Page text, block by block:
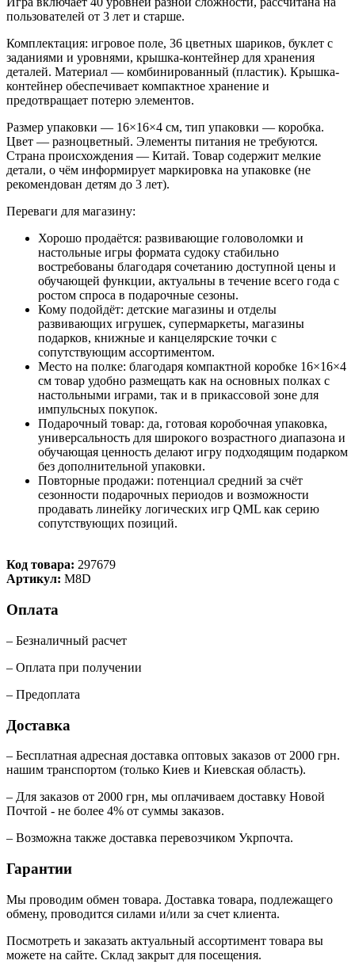
пользователей от 3 лет и старше.
Комплектация: игровое поле, 36 цветных шариков, буклет с
заданиями и уровнями, крышка-контейнер для хранения
деталей. Материал — комбинированный (пластик). Крышка-
контейнер обеспечивает компактное хранение и
предотвращает потерю элементов.
Размер упаковки — 16×16×4 см, тип упаковки — коробка.
Цвет — разноцветный. Элементы питания не требуются.
Страна происхождения — Китай. Товар содержит мелкие
детали, о чём информирует маркировка на упаковке (не
рекомендован детям до 3 лет).
Переваги для магазину:
Хорошо продаётся: развивающие головоломки и
настольные игры формата судоку стабильно
востребованы благодаря сочетанию доступной цены и
обучающей функции, актуальны в течение всего года с
ростом спроса в подарочные сезоны.
Кому подойдёт: детские магазины и отделы
развивающих игрушек, супермаркеты, магазины
подарков, книжные и канцелярские точки с
сопутствующим ассортиментом.
Место на полке: благодаря компактной коробке 16×16×4
см товар удобно размещать как на основных полках с
настольными играми, так и в прикассовой зоне для
импульсных покупок.
Подарочный товар: да, готовая коробочная упаковка,
универсальность для широкого возрастного диапазона и
обучающая ценность делают игру подходящим подарком
без дополнительной упаковки.
Повторные продажи: потенциал средний за счёт
сезонности подарочных периодов и возможности
продавать линейку логических игр QML как серию
сопутствующих позиций.
Код товара: 297679
Артикул: M8D
Оплата
– Безналичный расчет
– Оплата при получении
– Предоплата
Доставка
– Бесплатная адресная доставка оптовых заказов от 2000 грн.
нашим транспортом (только Киев и Киевская область).
– Для заказов от 2000 грн, мы оплачиваем доставку Новой
Почтой - не более 4% от суммы заказов.
– Возможна также доставка перевозчиком Укрпочта.
Гарантии
Мы проводим обмен товара. Доставка товара, подлежащего
обмену, проводится силами и/или за счет клиента.
Посмотреть и заказать актуальный ассортимент товара вы
можете на сайте. Склад закрыт для посещения.